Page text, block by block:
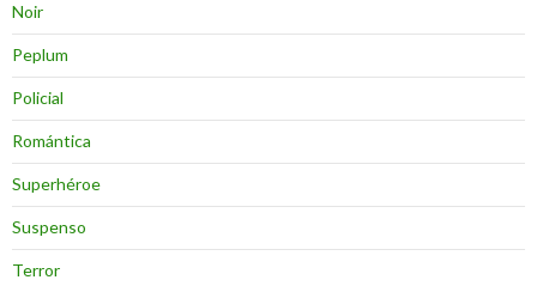
Noir
Peplum
Policial
Romántica
Superhéroe
Suspenso
Terror